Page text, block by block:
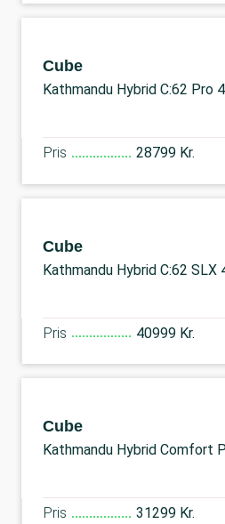
Cube
Kathmandu Hybrid C:62 Pro
Pris 28799 Kr.
Cube
Kathmandu Hybrid C:62 SLX
Pris 40999 Kr.
Cube
Kathmandu Hybrid Comfort
Pris 31299 Kr.